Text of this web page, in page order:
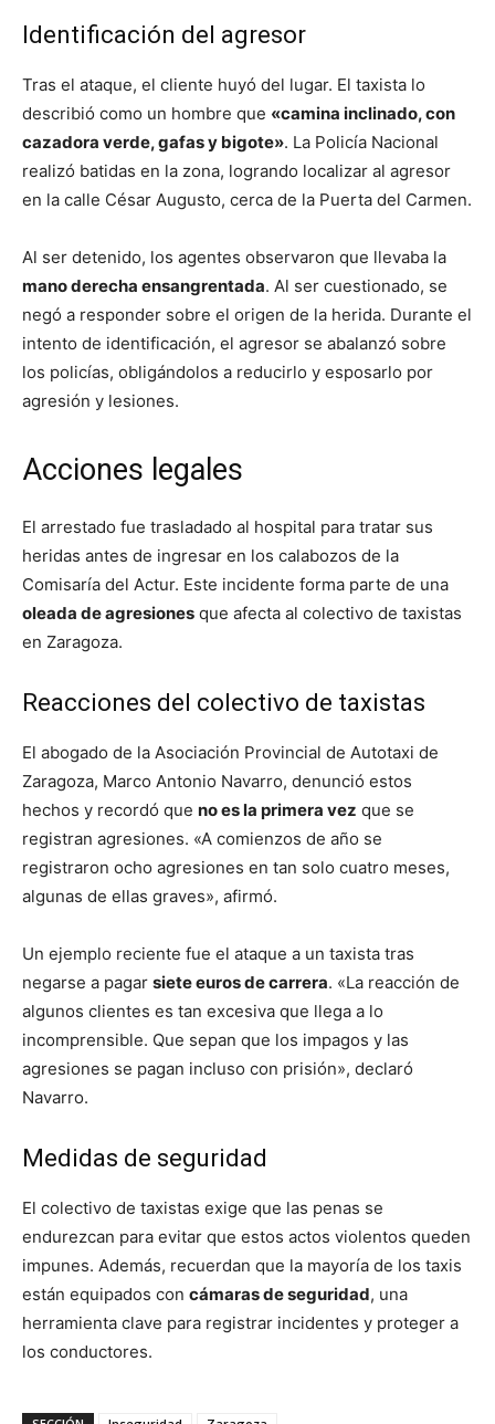
Identificación del agresor
Tras el ataque, el cliente huyó del lugar. El taxista lo
describió como un hombre que «camina inclinado, con
cazadora verde, gafas y bigote». La Policía Nacional
realizó batidas en la zona, logrando localizar al agresor
en la calle César Augusto, cerca de la Puerta del Carmen.
Al ser detenido, los agentes observaron que llevaba la
mano derecha ensangrentada. Al ser cuestionado, se
negó a responder sobre el origen de la herida. Durante el
intento de identificación, el agresor se abalanzó sobre
los policías, obligándolos a reducirlo y esposarlo por
agresión y lesiones.
Acciones legales
El arrestado fue trasladado al hospital para tratar sus
heridas antes de ingresar en los calabozos de la
Comisaría del Actur. Este incidente forma parte de una
oleada de agresiones que afecta al colectivo de taxistas
en Zaragoza.
Reacciones del colectivo de taxistas
El abogado de la Asociación Provincial de Autotaxi de
Zaragoza, Marco Antonio Navarro, denunció estos
hechos y recordó que no es la primera vez que se
registran agresiones. «A comienzos de año se
registraron ocho agresiones en tan solo cuatro meses,
algunas de ellas graves», afirmó.
Un ejemplo reciente fue el ataque a un taxista tras
negarse a pagar siete euros de carrera. «La reacción de
algunos clientes es tan excesiva que llega a lo
incomprensible. Que sepan que los impagos y las
agresiones se pagan incluso con prisión», declaró
Navarro.
Medidas de seguridad
El colectivo de taxistas exige que las penas se
endurezcan para evitar que estos actos violentos queden
impunes. Además, recuerdan que la mayoría de los taxis
están equipados con cámaras de seguridad, una
herramienta clave para registrar incidentes y proteger a
los conductores.